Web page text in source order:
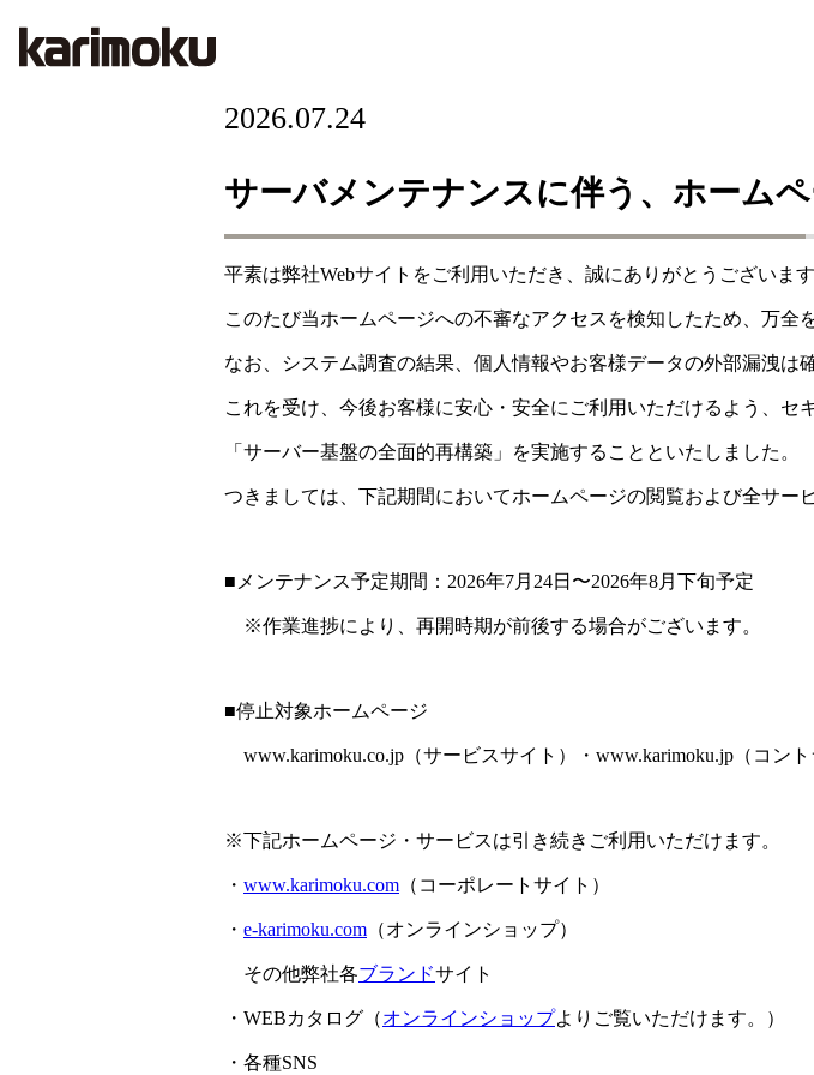
2026.07.24
サーバメンテナンスに伴う、ホーム
平素は弊社Webサイトをご利用いただき、誠にありがとうございます
このたび当ホームページへの不審なアクセスを検知したため、万全
なお、システム調査の結果、個人情報やお客様データの外部漏洩は
これを受け、今後お客様に安心・安全にご利用いただけるよう、セ
「サーバー基盤の全面的再構築」を実施することといたしました。
つきましては、下記期間においてホームページの閲覧および全サー
■メンテナンス予定期間：2026年7月24日〜2026年8月下旬予定
※作業進捗により、再開時期が前後する場合がございます。
■停止対象ホームページ
www.karimoku.co.jp（サービスサイト）・www.karimoku.jp（コント
※下記ホームページ・サービスは引き続きご利用いただけます。
・ www.karimoku.com （コーポレートサイト）
・ e-karimoku.com （オンラインショップ）
その他弊社各ブランドサイト
・WEBカタログ（オンラインショップよりご覧いただけます。）
・各種SNS